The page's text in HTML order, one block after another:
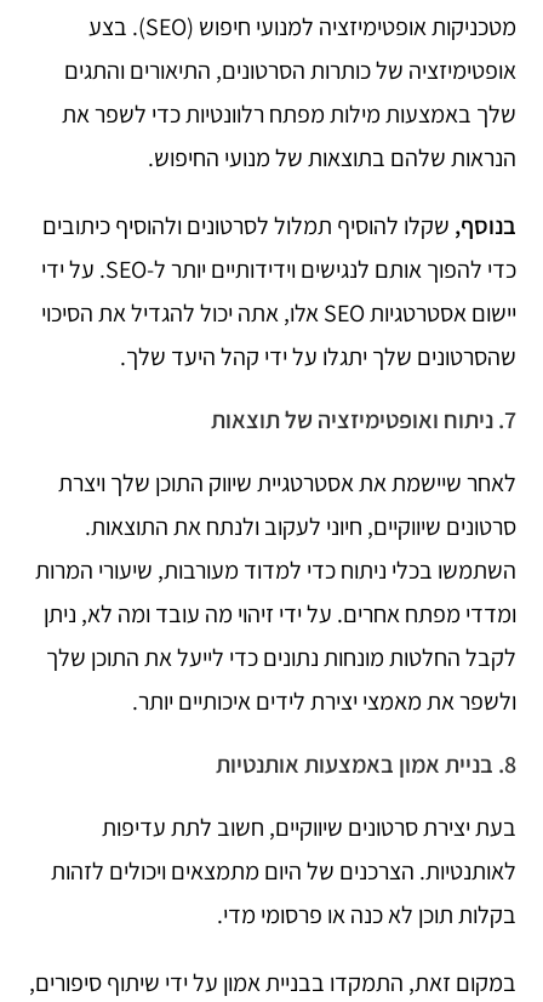
מטכניקות אופטימיזציה למנועי חיפוש (SEO). בצע
אופטימיזציה של כותרות הסרטונים, התיאורים והתגים
שלך באמצעות מילות מפתח רלוונטיות כדי לשפר את
הנראות שלהם בתוצאות של מנועי החיפוש.
בנוסף, שקלו להוסיף תמלול לסרטונים ולהוסיף כיתובים
כדי להפוך אותם לנגישים וידידותיים יותר ל-SEO. על ידי
יישום אסטרטגיות SEO אלו, אתה יכול להגדיל את הסיכוי
שהסרטונים שלך יתגלו על ידי קהל היעד שלך.
7. ניתוח ואופטימיזציה של תוצאות
לאחר שיישמת את אסטרטגיית שיווק התוכן שלך ויצרת
סרטונים שיווקיים, חיוני לעקוב ולנתח את התוצאות.
השתמשו בכלי ניתוח כדי למדוד מעורבות, שיעורי המרות
ומדדי מפתח אחרים. על ידי זיהוי מה עובד ומה לא, ניתן
לקבל החלטות מונחות נתונים כדי לייעל את התוכן שלך
ולשפר את מאמצי יצירת לידים איכותיים יותר.
8. בניית אמון באמצעות אותנטיות
בעת יצירת סרטונים שיווקיים, חשוב לתת עדיפות
לאותנטיות. הצרכנים של היום מתמצאים ויכולים לזהות
בקלות תוכן לא כנה או פרסומי מדי.
במקום זאת, התמקדו בבניית אמון על ידי שיתוף סיפורים,